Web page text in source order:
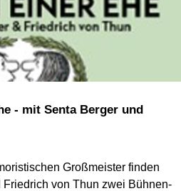
Großmeister finden
von Thun zwei Bühnen-